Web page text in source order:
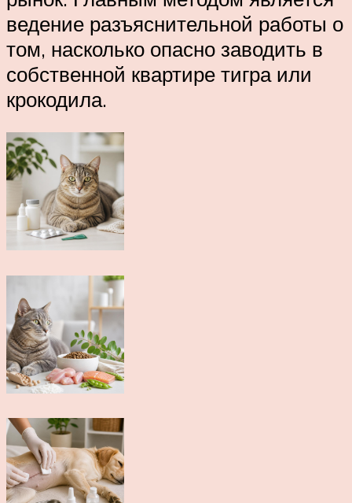
ведение разъяснительной работы о
том, насколько опасно заводить в
собственной квартире тигра или
крокодила.